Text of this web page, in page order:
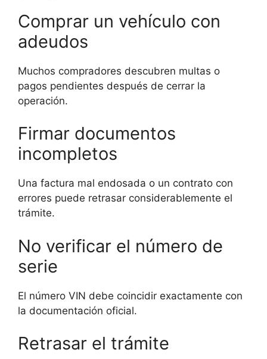
Comprar un vehículo con
adeudos
Muchos compradores descubren multas o
pagos pendientes después de cerrar la
operación.
Firmar documentos
incompletos
Una factura mal endosada o un contrato con
errores puede retrasar considerablemente el
trámite.
No verificar el número de
serie
El número VIN debe coincidir exactamente con
la documentación oficial.
Retrasar el trámite